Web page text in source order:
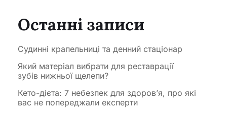
Останні записи
Судинні крапельниці та денний стаціонар
Який матеріал вибрати для реставрації
зубів нижньої щелепи?
Кето-дієта: 7 небезпек для здоров’я, про які
вас не попереджали експерти